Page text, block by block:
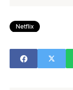
Netflix